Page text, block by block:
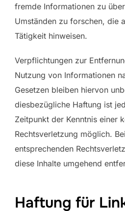
fremde Informationen zu
Umständen zu forschen, die
Tätigkeit hinweisen.
Verpflichtungen zur
Nutzung von Informationen
Gesetzen bleiben hiervon
diesbezügliche Haftung ist
Zeitpunkt der Kenntnis einer
Rechtsverletzung möglich.
entsprechenden
diese Inhalte umgehend
Haftung für